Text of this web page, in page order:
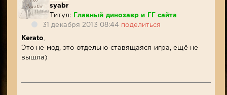
syabr
Титул:
Главный динозавр и ГГ сайта
31 декабря 2013 08:44 поделиться
Kerato ,
Это не мод, это отдельно ставящаяся игра, ещё не
вышла)